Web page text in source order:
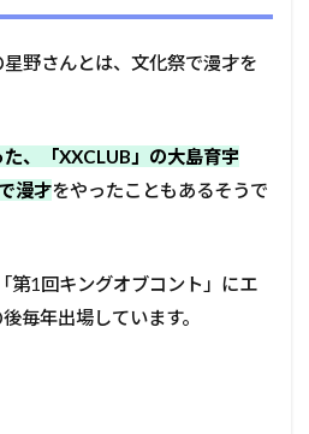
野さんとは、文化祭で漫才を
た、「XXCLUB 」の大島育宇
漫才をやったこともあるそうで
第1回キングオブコント」にエ
毎年出場しています。